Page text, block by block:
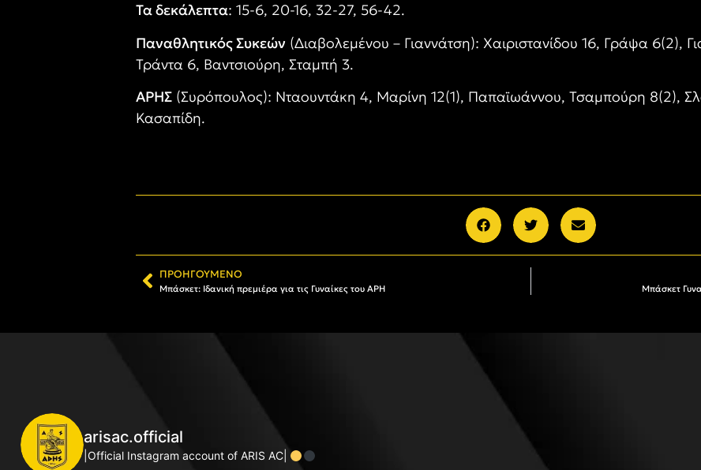
Τα δεκάλεπτα: 15-6, 20-16, 32-27, 56-42.
Παναθλητικός Συκεών (Διαβολεμένου – Γιαννάτση): Χαιριστανίδου 16, Γράψα 6(2),
Τράντα 6, Βαντσιούρη, Σταμπή 3.
ΑΡΗΣ (Συρόπουλος): Νταουντάκη 4, Μαρίνη 12(1), Παπαϊωάννου, Τσαμπούρη 8(2),
Κασαπίδη.
ΠΡΟΗΓΟΎΜΕΝΟ
Μπάσκετ: Ιδανική πρεμιέρα για τις Γυναίκες του ΑΡΗ Μπάσκετ
arisac.official
|Official Instagram account of ARIS AC|